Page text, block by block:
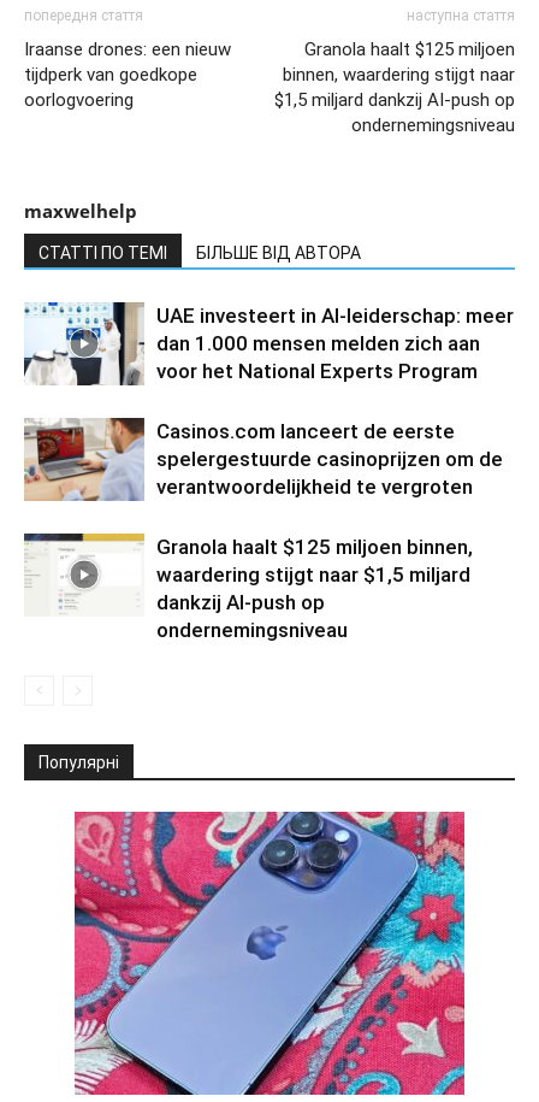
попередня стаття
Iraanse drones: een nieuw
tijdperk van goedkope
oorlogvoering
наступна стаття
Granola haalt $125 miljoen
binnen, waardering stijgt naar
$1,5 miljard dankzij AI-push op
ondernemingsniveau
maxwelhelp
СТАТТІ ПО ТЕМІ БІЛЬШЕ ВІД АВТОРА
UAE investeert in AI-leiderschap: meer
dan 1.000 mensen melden zich aan
voor het National Experts Program
Casinos.com lanceert de eerste
spelergestuurde casinoprijzen om de
verantwoordelijkheid te vergroten
Granola haalt $125 miljoen binnen,
waardering stijgt naar $1,5 miljard
dankzij AI-push op
ondernemingsniveau
Популярні